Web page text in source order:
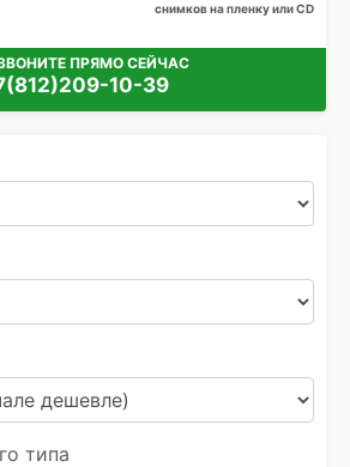
снимков на пленку или CD
ПРЯМО СЕЙЧАС
10-39
типа